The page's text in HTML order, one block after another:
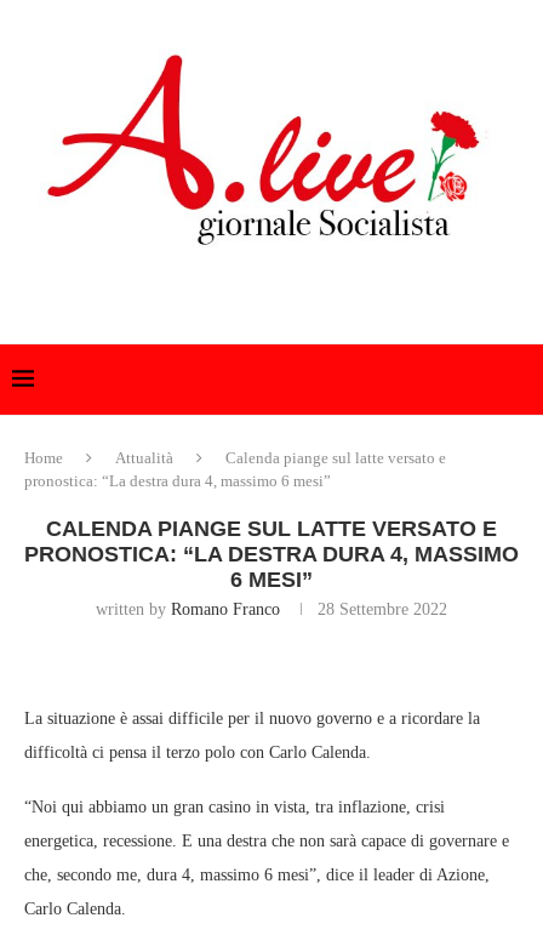
Home Attualità
Calenda piange sul latte versato e
pronostica: “La destra dura 4, massimo 6 mesi”
CALENDA PIANGE SUL LATTE VERSATO E
PRONOSTICA: “LA DESTRA DURA 4, MASSIMO
6 MESI”
written by Romano Franco 28 Settembre 2022
La situazione è assai difficile per il nuovo governo e a ricordare la
difficoltà ci pensa il terzo polo con Carlo Calenda.
“Noi qui abbiamo un gran casino in vista, tra inflazione, crisi
energetica, recessione. E una destra che non sarà capace di governare e
che, secondo me, dura 4, massimo 6 mesi”, dice il leader di Azione,
Carlo Calenda.